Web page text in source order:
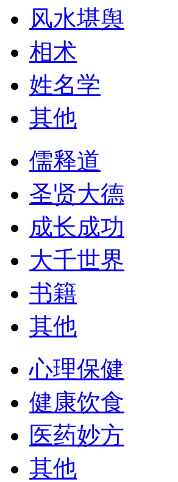
风水堪舆
相术
姓名学
其他
儒释道
圣贤大德
成长成功
大千世界
书籍
其他
心理保健
健康饮食
医药妙方
其他